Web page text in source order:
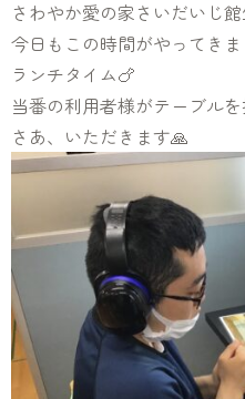
さわやか愛の家さいだいじ
今日もこの時間がやってきま
ランチタイム🍗
当番の利用者様がテーブルを
さあ、いただきます🙏